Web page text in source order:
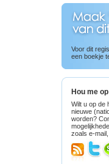
Voor dit
een boekje
Hou me
Wilt u op de
nieuwe
worden?
zoals e-